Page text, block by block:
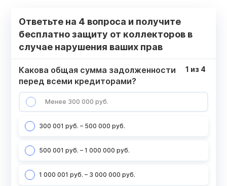
Ответьте на 4 вопроса и получите
бесплатно защиту от коллекторов в
случае нарушения ваших прав
Какова общая сумма задолженности
перед всеми кредиторами?
Менее 300 000 руб.
300 001 руб. – 500 000 руб.
500 001 руб. – 1 000 000 руб.
1 000 001 руб. – 3 000 000 руб.
1 из 4